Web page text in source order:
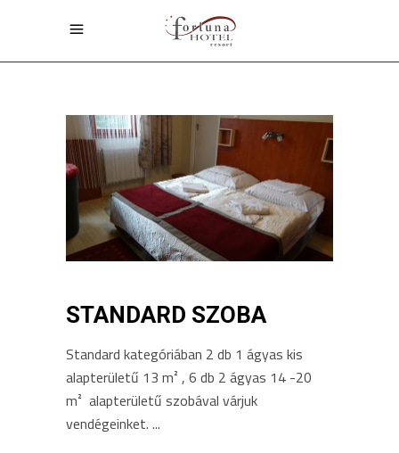
STANDARD SZOBA
Standard kategóriában 2 db 1 ágyas kis
alapterületű 13 m² , 6 db 2 ágyas 14 -20
m² alapterületű szobával várjuk
vendégeinket.